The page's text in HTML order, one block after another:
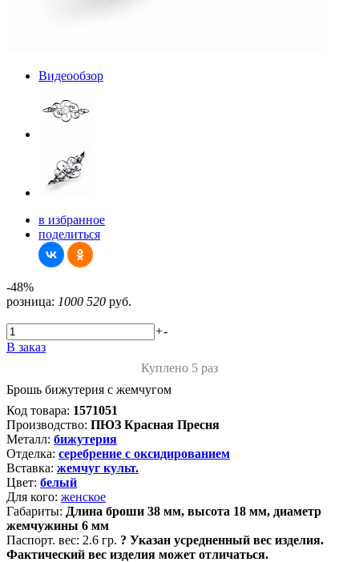
Видеообзор
в избранное
поделиться
-48%
розница: 1000 520 руб.
+-
В заказ
Куплено 5 раз
Брошь бижутерия с жемчугом
Код товара: 1571051
Производство: ПЮЗ Красная Пресня
Металл: бижутерия
Отделка: серебрение с оксидированием
Вставка: жемчуг культ.
Цвет: белый
Для кого: женское
Габариты: Длина броши 38 мм, высота 18 мм, диаметр
жемчужины 6 мм
Паспорт. вес: 2.6 гр. ? Указан усредненный вес изделия.
Фактический вес изделия может отличаться.